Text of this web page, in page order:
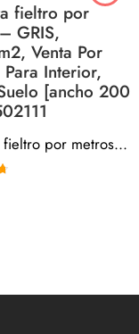
fieltro por
GRIS,
Venta Por
Interior,
[ancho 200
Moqueta fieltro por metros – GRIS, 280gr/m2, Venta Por Metros, Para Interior, Salón, Suelo [ancho 200 cms] 7502111